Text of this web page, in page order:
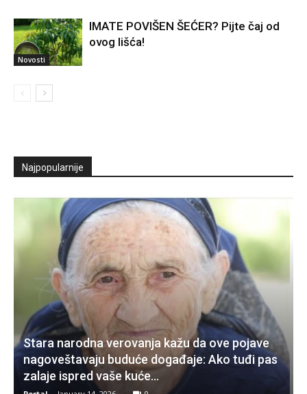
Novosti
IMATE POVIŠEN ŠEĆER? Pijte čaj od
ovog lišća!
Najpopularnije
Stara narodna verovanja kažu da ove pojave
nagoveštavaju buduće događaje: Ako tuđi pas
zalaje ispred vaše kuće…